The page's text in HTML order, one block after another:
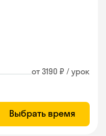
от 3190 ₽ / урок
Выбрать время